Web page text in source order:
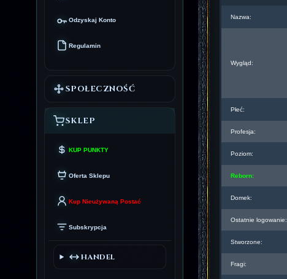
Odzyskaj Konto
Regulamin
SPOŁECZNOŚĆ
SKLEP
KUP PUNKTY
Oferta Sklepu
Kup Nieużywaną Postać
Subskrypcja
HANDEL
Nazwa:
Wygląd:
Płeć:
Profesja:
Poziom:
Reborn:
Domek:
Ostatnie logowanie:
Stworzone:
Fragi: